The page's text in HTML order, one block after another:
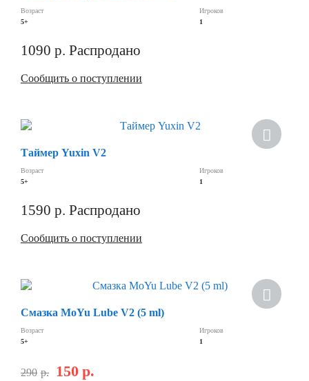
Возраст
5+
Игроков
1
1090 р. Распродано
Сообщить о поступлении
Таймер Yuxin V2
Возраст
5+
Игроков
1
1590 р. Распродано
Сообщить о поступлении
Смазка MoYu Lube V2 (5 ml)
Возраст
5+
Игроков
1
290 р. 150 р.